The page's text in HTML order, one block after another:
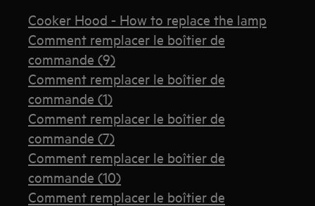
Cooker Hood - How to replace the lamp
Comment remplacer le boîtier de
commande (9)
Comment remplacer le boîtier de
commande (1)
Comment remplacer le boîtier de
commande (7)
Comment remplacer le boîtier de
commande (10)
Comment remplacer le boîtier de